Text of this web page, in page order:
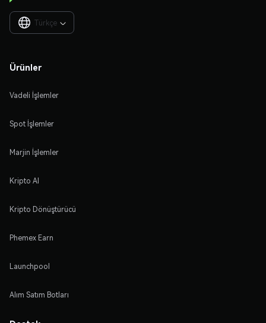
Türkçe 
Ürünler
Vadeli İşlemler
Spot İşlemler
Marjin İşlemler
Kripto Al
Kripto Dönüştürücü
Phemex Earn
Launchpool
Alım Satım Botları